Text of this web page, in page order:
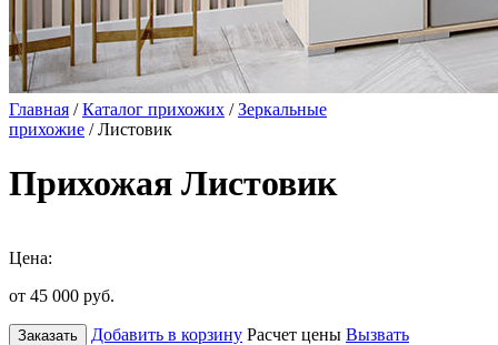
Главная /Каталог прихожих /Зеркальные
прихожие / Листовик
Прихожая Листовик
Цена:
от 45 000 руб.
Заказать Добавить в корзину Расчет цены Вызвать